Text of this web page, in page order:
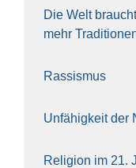
Die Welt
mehr
Ras­sis­mus
Unfä­hig­keit der
Reli­gi­on im 21.